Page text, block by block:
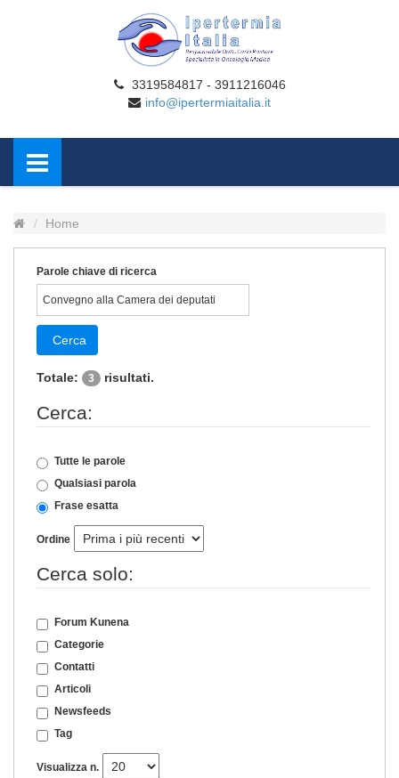
3319584817 - 3911216046
info@ipertermiaitalia.it
Home
Parole chiave di ricerca
Cerca
Totale: 3 risultati.
Cerca:
Tutte le parole
Qualsiasi parola
Frase esatta
Ordine
Cerca solo:
Forum Kunena
Categorie
Contatti
Articoli
Newsfeeds
Tag
Visualizza n.